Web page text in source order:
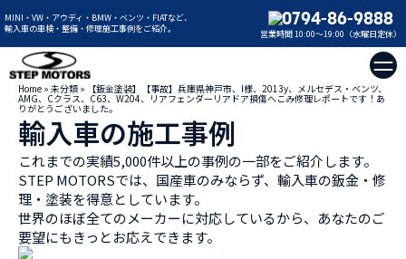
MINI・VW・アウディ・BMW・ベンツ・FIATなど、
輸入車の車検・整備・修理施工事例をご紹介。
0794-86-9888
営業時間 10:00～19:00（水曜日定休）
Home » 未分類 » 【鈑金塗装】【事故】兵庫県神戸市、I様、2013y、メルセデス・ベンツ、
AMG、Cクラス、C63、W204、リアフェンダーリアドア損傷へこみ修理レポートです！あ
りがとうございました。
輸入車の施工事例
これまでの実績5,000件以上の事例の一部をご紹介します。
STEP MOTORSでは、国産車のみならず、輸入車の鈑金・修
理・塗装を得意としています。
世界のほぼ全てのメーカーに対応しているから、あなたのご
要望にもきっとお応えできます。